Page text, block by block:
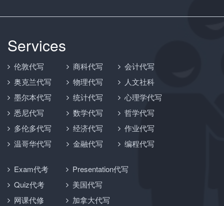
Services
伦敦代写
奥克兰代写
墨尔本代写
悉尼代写
多伦多代写
温哥华代写
商科代写
物理代写
统计代写
数学代写
经济代写
金融代写
会计代写
人文社科
心理学代写
哲学代写
作业代写
编程代写
Exam代考
Quiz代考
网课代修
Presentation代写
美国代写
加拿大代写